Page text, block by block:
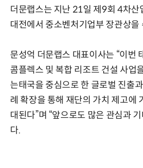
더문랩스는 지난 21일 제9회 4차산
대전에서 중소벤처기업부 장관상을
문성억 더문랩스 대표이사는 “이번
콤플렉스 및 복합 리조트 건설 사업
는태국을 중심으로 한 글로벌 진출
례 확장을 통해 재단의 가치 제고에
대된다”며 “앞으로도 많은 관심과
다.